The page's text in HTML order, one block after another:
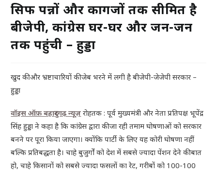
सिर्फ पन्नों और कागजों तक सीमित है
बीजेपी, कांग्रेस घर-घर और जन-जन
तक पहुंची – हुड्डा
खुद की और भ्रष्टाचारियों की जेब भरने में लगी है बीजेपी-जेजेपी सरकार –
हुड्डा
वॉइस ऑफ़ बहादुरगढ़ न्यूज़ रोहतक : पूर्व मुख्यमंत्री और नेता प्रतिपक्ष भूपेंद्र
सिंह हुड्डा ने कहा है कि कांग्रेस द्वारा की जा रही तमाम घोषणाओं को सरकार
बनने पर पूरा किया जाएगा। क्योंकि पार्टी के लिए यह कोरी घोषणा नहीं
बल्कि प्रतिबद्धता है। चाहे बुजुर्गों को देश में सबसे ज्यादा पेंशन देने की बात
हो, चाहे किसानों को सबसे ज्यादा फसलों का रेट, गरीबों को 100-100